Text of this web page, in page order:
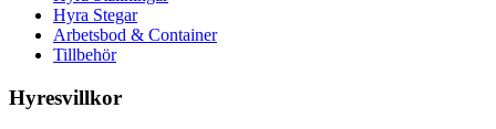
Hyra Stegar
Arbetsbod & Container
Tillbehör
Hyresvillkor